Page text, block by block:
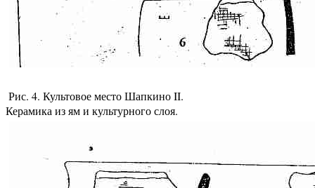
Рис. 4. Культовое место Шапкино II.
Керамика из ям и культурного слоя.